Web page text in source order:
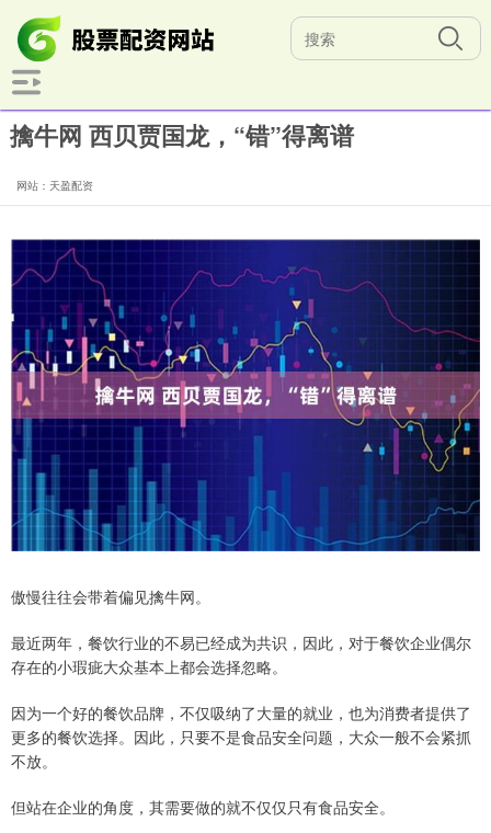
擒牛网 西贝贾国龙，“错”得离谱
网站：天盈配资
傲慢往往会带着偏见擒牛网。
最近两年，餐饮行业的不易已经成为共识，因此，对于餐饮企业偶尔
存在的小瑕疵大众基本上都会选择忽略。
因为一个好的餐饮品牌，不仅吸纳了大量的就业，也为消费者提供了
更多的餐饮选择。因此，只要不是食品安全问题，大众一般不会紧抓
不放。
但站在企业的角度，其需要做的就不仅仅只有食品安全。